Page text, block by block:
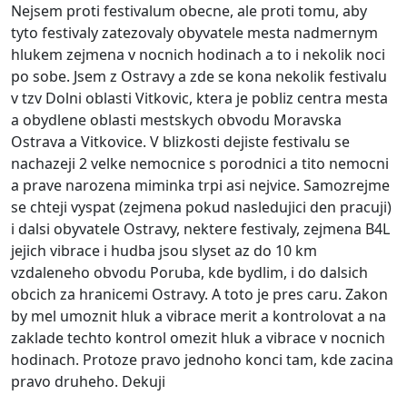
Nejsem proti festivalum obecne, ale proti tomu, aby
tyto festivaly zatezovaly obyvatele mesta nadmernym
hlukem zejmena v nocnich hodinach a to i nekolik noci
po sobe. Jsem z Ostravy a zde se kona nekolik festivalu
v tzv Dolni oblasti Vitkovic, ktera je pobliz centra mesta
a obydlene oblasti mestskych obvodu Moravska
Ostrava a Vitkovice. V blizkosti dejiste festivalu se
nachazeji 2 velke nemocnice s porodnici a tito nemocni
a prave narozena miminka trpi asi nejvice. Samozrejme
se chteji vyspat (zejmena pokud nasledujici den pracuji)
i dalsi obyvatele Ostravy, nektere festivaly, zejmena B4L
jejich vibrace i hudba jsou slyset az do 10 km
vzdaleneho obvodu Poruba, kde bydlim, i do dalsich
obcich za hranicemi Ostravy. A toto je pres caru. Zakon
by mel umoznit hluk a vibrace merit a kontrolovat a na
zaklade techto kontrol omezit hluk a vibrace v nocnich
hodinach. Protoze pravo jednoho konci tam, kde zacina
pravo druheho. Dekuji